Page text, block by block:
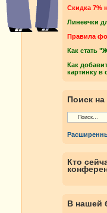
Cкидка 7%
Линеечки
Правила
Как стать
Как
картинку в
Поиск
Кто
В нашей